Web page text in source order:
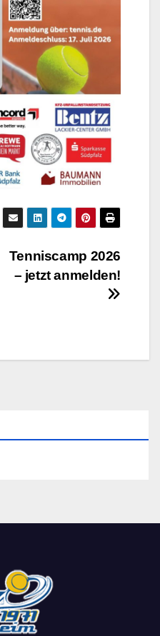
Tenniscamp 2026
– jetzt anmelden!